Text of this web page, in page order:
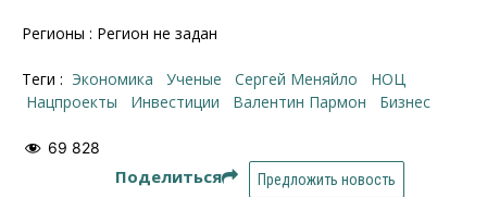
Регионы : Регион не задан
Теги : Экономика ученые Сергей Меняйло
НОЦ
нацпроекты
инвестиции Валентин Пармон бизнес
69 828
Поделиться Предложить новость